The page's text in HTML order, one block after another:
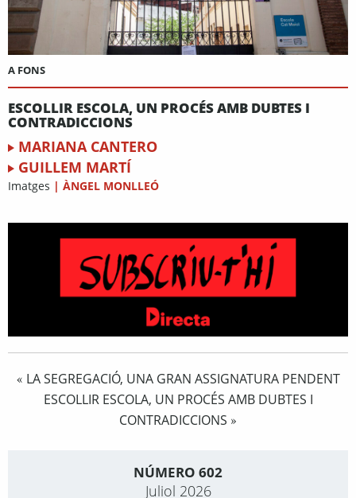
A FONS
ESCOLLIR ESCOLA, UN PROCÉS AMB DUBTES I
CONTRADICCIONS
MARIANA CANTERO
GUILLEM MARTÍ
Imatges | ÀNGEL MONLLEÓ
« LA SEGREGACIÓ, UNA GRAN ASSIGNATURA PENDENT
ESCOLLIR ESCOLA, UN PROCÉS AMB DUBTES I
CONTRADICCIONS »
NÚMERO 602
Juliol 2026